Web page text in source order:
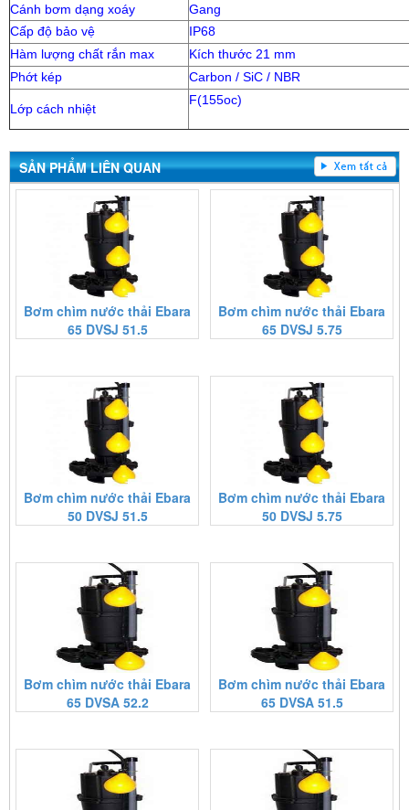
Cánh bơm dạng xoáy
Gang
Cấp độ bảo vệ
IP68
Hàm lượng chất rắn max
Kích thước 21 mm
Phớt kép
Carbon / SiC / NBR
Lớp cách nhiệt
F(155oc)
SẢN PHẨM LIÊN QUAN
Bơm chìm nước thải Ebara
65 DVSJ 51.5
Bơm chìm nước thải Ebara
65 DVSJ 5.75
Bơm chìm nước thải Ebara
50 DVSJ 51.5
Bơm chìm nước thải Ebara
50 DVSJ 5.75
Bơm chìm nước thải Ebara
65 DVSA 52.2
Bơm chìm nước thải Ebara
65 DVSA 51.5